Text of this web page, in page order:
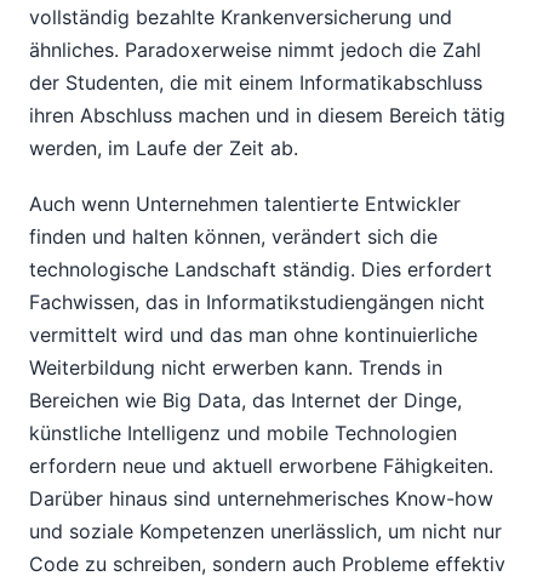
vollständig bezahlte Krankenversicherung und
ähnliches. Paradoxerweise nimmt jedoch die Zahl
der Studenten, die mit einem Informatikabschluss
ihren Abschluss machen und in diesem Bereich tätig
werden, im Laufe der Zeit ab.
Auch wenn Unternehmen talentierte Entwickler
finden und halten können, verändert sich die
technologische Landschaft ständig. Dies erfordert
Fachwissen, das in Informatikstudiengängen nicht
vermittelt wird und das man ohne kontinuierliche
Weiterbildung nicht erwerben kann. Trends in
Bereichen wie Big Data, das Internet der Dinge,
künstliche Intelligenz und mobile Technologien
erfordern neue und aktuell erworbene Fähigkeiten.
Darüber hinaus sind unternehmerisches Know-how
und soziale Kompetenzen unerlässlich, um nicht nur
Code zu schreiben, sondern auch Probleme effektiv